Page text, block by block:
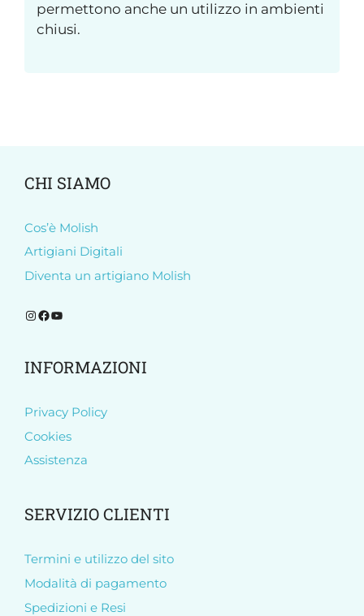
permettono anche un utilizzo in ambienti
chiusi.
CHI SIAMO
Cos’è Molish
Artigiani Digitali
Diventa un artigiano Molish
Segui Molish su Instagram
Segui Molish su Facebook
Iscriviti al nostro canale YouTube
INFORMAZIONI
Privacy Policy
Cookies
Assistenza
SERVIZIO CLIENTI
Termini e utilizzo del sito
Modalità di pagamento
Spedizioni e Resi